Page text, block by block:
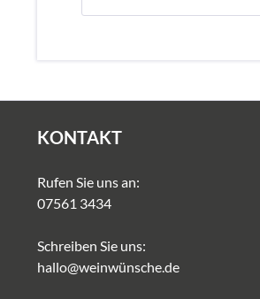
KONTAKT
Rufen Sie uns an:
07561 3434
Schreiben Sie uns:
hallo@weinwünsche.de